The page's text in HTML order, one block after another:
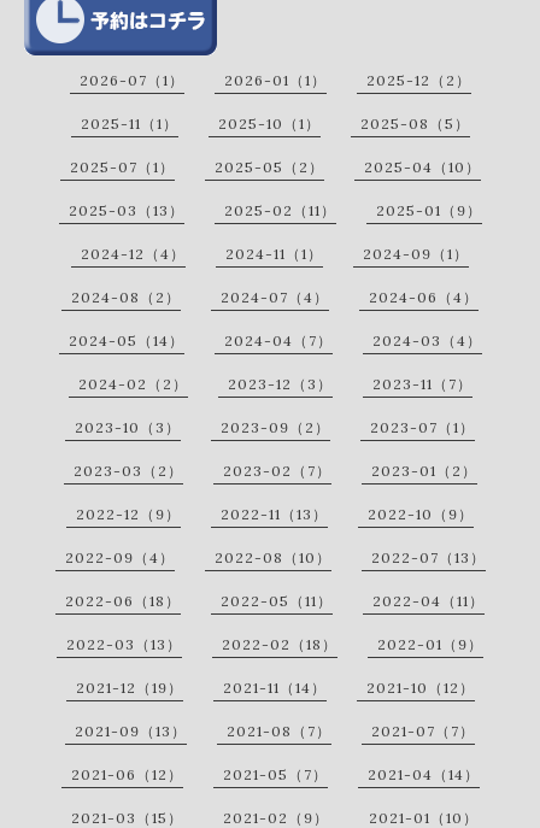
2026-07（1） 2026-01（1） 2025-12（2）
2025-11（1） 2025-10（1） 2025-08（5）
2025-07（1） 2025-05（2） 2025-04（10）
2025-03（13） 2025-02（11） 2025-01（9）
2024-12（4） 2024-11（1） 2024-09（1）
2024-08（2） 2024-07（4） 2024-06（4）
2024-05（14） 2024-04（7） 2024-03（4）
2024-02（2） 2023-12（3） 2023-11（7）
2023-10（3） 2023-09（2） 2023-07（1）
2023-03（2） 2023-02（7） 2023-01（2）
2022-12（9） 2022-11（13） 2022-10（9）
2022-09（4） 2022-08（10） 2022-07（13）
2022-06（18） 2022-05（11） 2022-04（11）
2022-03（13） 2022-02（18） 2022-01（9）
2021-12（19） 2021-11（14） 2021-10（12）
2021-09（13） 2021-08（7） 2021-07（7）
2021-06（12） 2021-05（7） 2021-04（14）
2021-03（15） 2021-02（9） 2021-01（10）